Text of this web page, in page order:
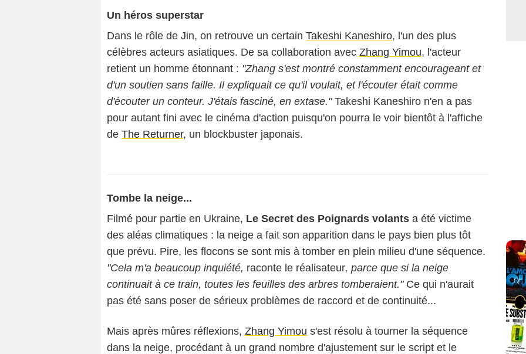
Un héros superstar
Dans le rôle de Jin, on retrouve un certain Takeshi Kaneshiro, l'un des plus
célèbres acteurs asiatiques. De sa collaboration avec Zhang Yimou, l'acteur
retient un homme étonnant : "Zhang s'est montré constamment encourageant et
d'un soutien sans faille. Il expliquait ce qu'il voulait, et l'écouter était comme
d'écouter un conteur. J'étais fasciné, en extase."Takeshi Kaneshiro n'en a pas
pour autant fini avec le cinéma d'action puisqu'on pourra le voir bientôt à l'affiche
de The Returner, un blockbuster japonais.
Tombe la neige...
Filmé pour partie en Ukraine, Le Secret des Poignards volants a été victime
des aléas climatiques : la neige a fait son apparition dans le pays bien plus tôt
que prévu. Pire, les flocons se sont mis à tomber en plein milieu d'une séquence.
"Cela m'a beaucoup inquiété, raconte le réalisateur, parce que si la neige
continuait à ce train, toutes les feuilles des arbres tomberaient."Ce qui n'aurait
pas été sans poser de sérieux problèmes de raccord et de continuité...
Mais après mûres réflexions, Zhang Yimou s'est résolu à tourner la séquence
dans la neige, procédant à un grand nombre d'ajustement sur le script et le